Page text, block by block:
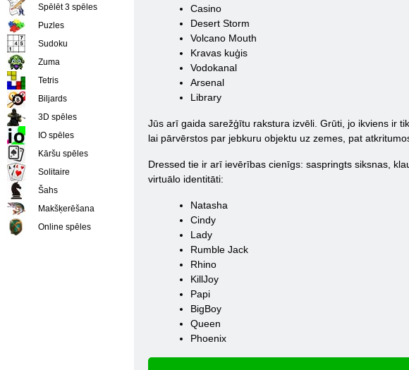
Casino
Desert Storm
Volcano Mouth
Kravas kuģis
Vodokanal
Arsenal
Library
Jūs arī gaida sarežģītu rakstura izvēli. Grūti, jo ikviens ir
lai pārvērstos par jebkuru objektu uz zemes, pat
Dressed tie ir arī ievērības cienīgs: saspringts siksnas,
virtuālo identitāti:
Natasha
Cindy
Lady
Rumble Jack
Rhino
KillJoy
Papi
BigBoy
Queen
Phoenix
Spēlēt 3 spēles
Puzles
Sudoku
Zuma
Tetris
Biljards
3D spēles
IO spēles
Kāršu spēles
Solitaire
Šahs
Makšķerēšana
Online spēles